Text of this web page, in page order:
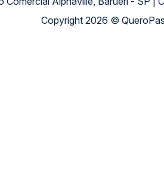
Copyright 2026 ©